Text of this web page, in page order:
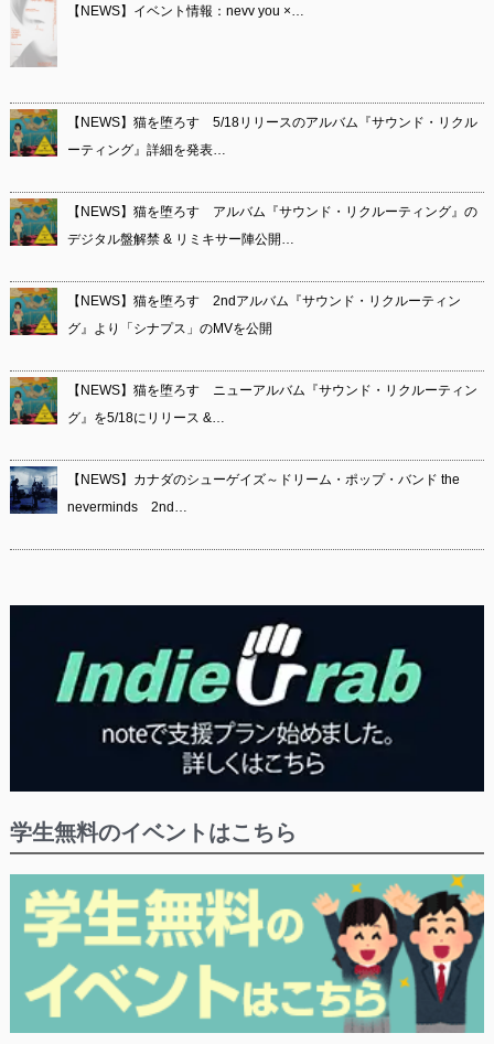
【NEWS】イベント情報：nevv you ×…
【NEWS】猫を堕ろす 5/18リリースのアルバム『サウンド・リクル
ーティング』詳細を発表…
【NEWS】猫を堕ろす アルバム『サウンド・リクルーティング』の
デジタル盤解禁 & リミキサー陣公開…
【NEWS】猫を堕ろす 2ndアルバム『サウンド・リクルーティン
グ』より「シナプス」のMVを公開
【NEWS】猫を堕ろす ニューアルバム『サウンド・リクルーティン
グ』を5/18にリリース &…
【NEWS】カナダのシューゲイズ～ドリーム・ポップ・バンド the
neverminds 2nd…
学生無料のイベントはこちら